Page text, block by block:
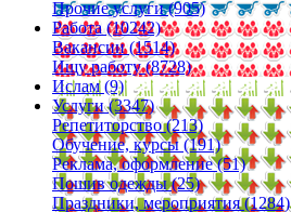
Прочие услуги (905)
Работа (10242)
Вакансии (1514)
Ищу работу (8728)
Ислам (9)
Услуги (3347)
Репетиторство (213)
Обучение, курсы (191)
Реклама, оформление (51)
Пошив одежды (25)
Праздники, мероприятия (1284)